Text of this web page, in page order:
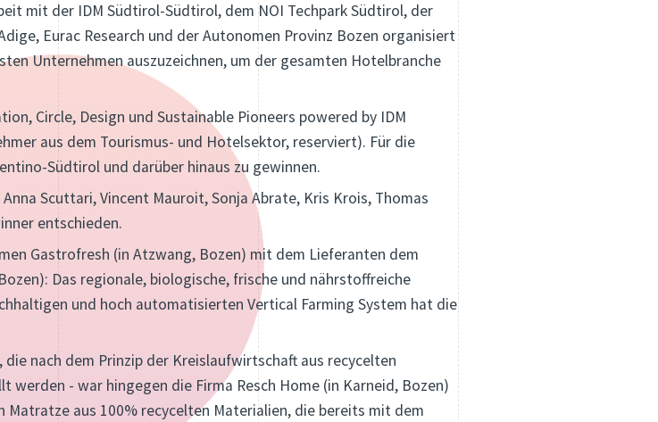
mit der IDM Südtirol-Südtirol, dem NOI Techpark Südtirol, der
Eurac Research und der Autonomen Provinz Bozen organisiert
Unternehmen auszuzeichnen, um der gesamten Hotelbranche
Circle, Design und Sustainable Pioneers powered by IDM
aus dem Tourismus- und Hotelsektor, reserviert). Für die
Südtirol und darüber hinaus zu gewinnen.
Scuttari, Vincent Mauroit, Sonja Abrate, Kris Krois, Thomas
entschieden.
Gastrofresh (in Atzwang, Bozen) mit dem Lieferanten dem
Das regionale, biologische, frische und nährstoffreiche
und hoch automatisierten Vertical Farming System hat die
die nach dem Prinzip der Kreislaufwirtschaft aus recycelten
- war hingegen die Firma Resch Home (in Karneid, Bozen)
aus 100% recycelten Materialien, die bereits mit dem